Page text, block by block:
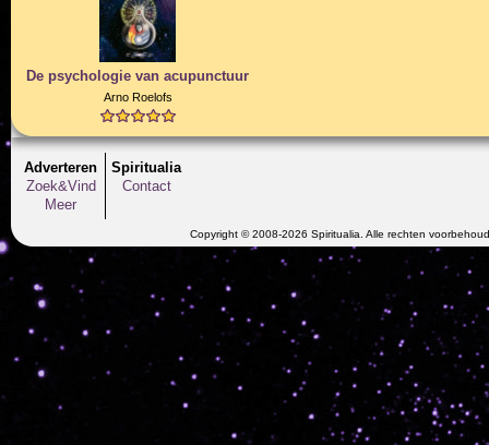
De psychologie van acupunctuur
Arno Roelofs
Adverteren
Zoek&Vind
Meer
Spiritualia
Contact
Copyright © 2008-2026 Spiritualia. Alle rechten